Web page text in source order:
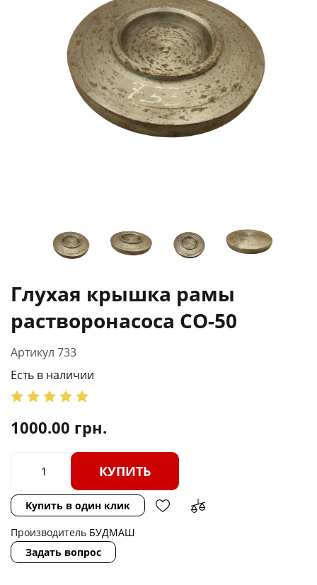
Глухая крышка рамы
растворонасоса СО-50
Артикул 733
Есть в наличии
1000.00 грн.
КУПИТЬ
Купить в один клик
Производитель БУДМАШ
Задать вопрос